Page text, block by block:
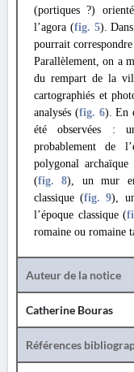
(portiques ?)
l’agora (fig. 5).
pourrait
Parallèlement, on a
du rempart de la
cartographiés et
analysés (fig. 6). En
été observées :
probablement de
polygonal
(fig. 8), un mur en
classique (fig. 9),
l’époque classique (
romaine ou romaine
Auteur de la notice
Catherine Bouras
Références